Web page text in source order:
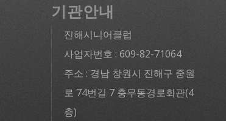
기관안내
진해시니어클럽
사업자번호 : 609-82-71064
주소 : 경남 창원시 진해구 중원
로 74번길 7 충무동경로회관(4
층)